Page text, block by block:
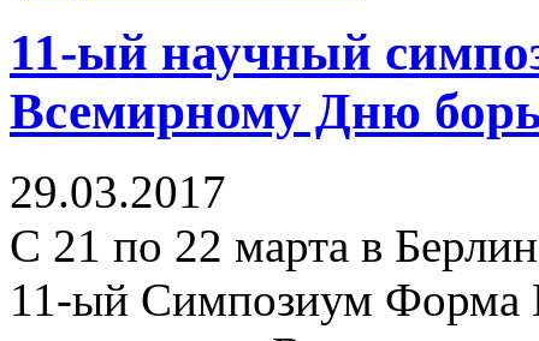
11-ый научный
Всемирному Дню
29.03.2017
С 21 по 22 марта в
11-ый Симпозиум Форма